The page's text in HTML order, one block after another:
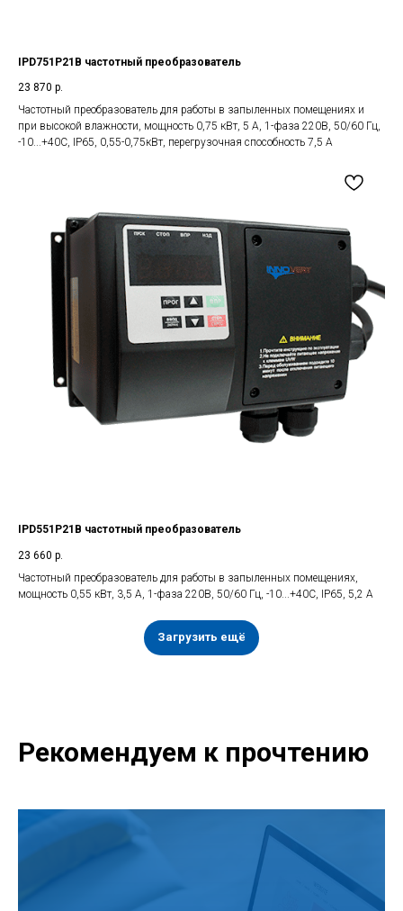
IPD751P21B частотный преобразователь
23 870 р.
Частотный преобразователь для работы в запыленных помещениях и
при высокой влажности, мощность 0,75 кВт, 5 А, 1-фаза 220В, 50/60 Гц,
-10...+40С, IP65, 0,55-0,75кВт, перегрузочная способность 7,5 А
IPD551P21B частотный преобразователь
23 660 р.
Частотный преобразователь для работы в запыленных помещениях,
мощность 0,55 кВт, 3,5 А, 1-фаза 220В, 50/60 Гц, -10...+40С, IP65, 5,2 А
Загрузить ещё
Рекомендуем к прочтению